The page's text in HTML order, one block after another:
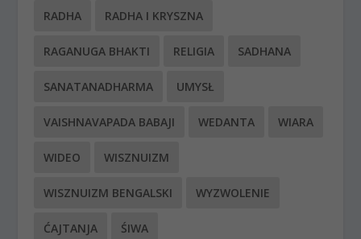
RADHA RADHA I KRYSZNA
RAGANUGA BHAKTI RELIGIA SADHANA
SANATANADHARMA UMYSŁ
VAISHNAVAPADA BABAJI WEDANTA WIARA
WIDEO WISZNUIZM
WISZNUIZM BENGALSKI WYZWOLENIE
ĆAJTANJA ŚIWA